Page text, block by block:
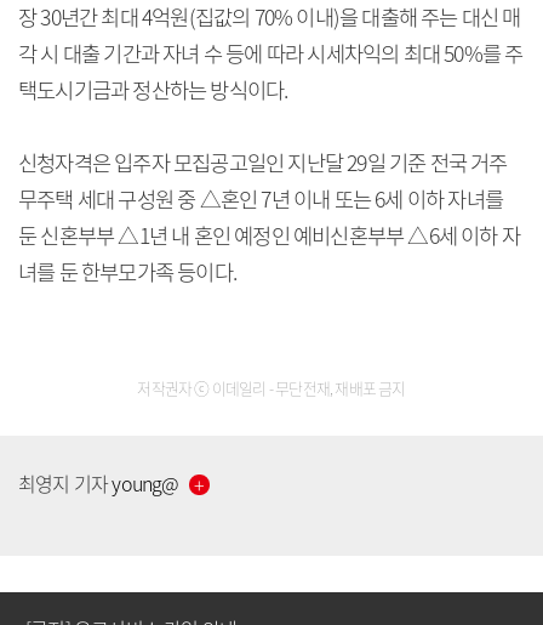
장 30년간 최대 4억원(집값의 70% 이내)을 대출해 주는 대신 매
각 시 대출 기간과 자녀 수 등에 따라 시세차익의 최대 50%를 주
택도시기금과 정산하는 방식이다.
신청자격은 입주자 모집공고일인 지난달 29일 기준 전국 거주
무주택 세대 구성원 중 △혼인 7년 이내 또는 6세 이하 자녀를
둔 신혼부부 △1년 내 혼인 예정인 예비신혼부부 △6세 이하 자
녀를 둔 한부모가족 등이다.
저작권자 ⓒ 이데일리 - 무단전재, 재배포 금지
최영지 기자young@
[공지] 유료서비스 가입 안내